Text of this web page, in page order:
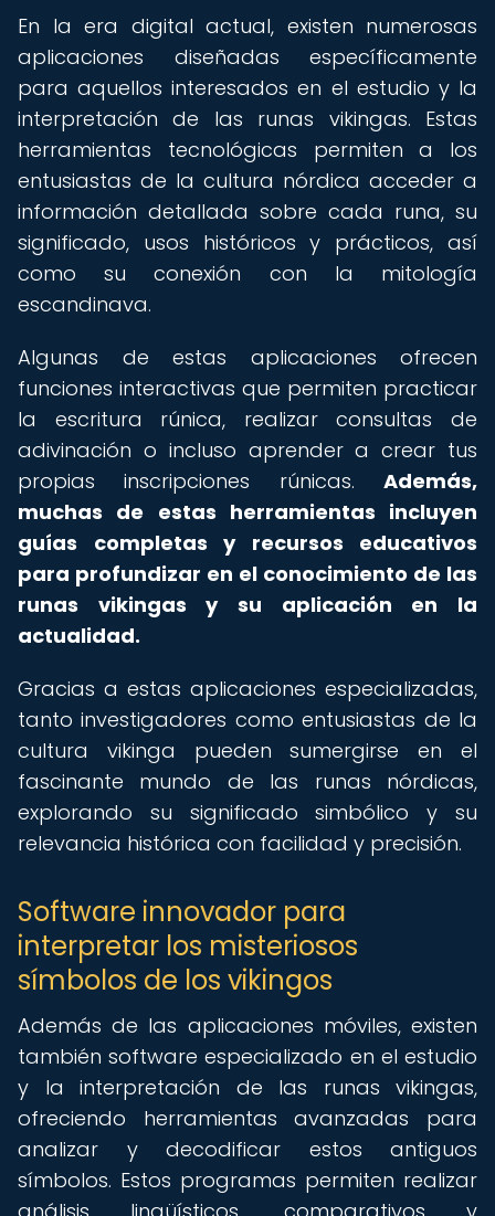
En la era digital actual, existen numerosas
aplicaciones diseñadas específicamente
para aquellos interesados en el estudio y la
interpretación de las runas vikingas. Estas
herramientas tecnológicas permiten a los
entusiastas de la cultura nórdica acceder a
información detallada sobre cada runa, su
significado, usos históricos y prácticos, así
como su conexión con la mitología
escandinava.
Algunas de estas aplicaciones ofrecen
funciones interactivas que permiten practicar
la escritura rúnica, realizar consultas de
adivinación o incluso aprender a crear tus
propias inscripciones rúnicas. Además,
muchas de estas herramientas incluyen
guías completas y recursos educativos
para profundizar en el conocimiento de las
runas vikingas y su aplicación en la
actualidad.
Gracias a estas aplicaciones especializadas,
tanto investigadores como entusiastas de la
cultura vikinga pueden sumergirse en el
fascinante mundo de las runas nórdicas,
explorando su significado simbólico y su
relevancia histórica con facilidad y precisión.
Software innovador para
interpretar los misteriosos
símbolos de los vikingos
Además de las aplicaciones móviles, existen
también software especializado en el estudio
y la interpretación de las runas vikingas,
ofreciendo herramientas avanzadas para
analizar y decodificar estos antiguos
símbolos. Estos programas permiten realizar